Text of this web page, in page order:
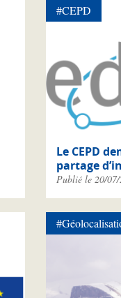
Le CEPD
partage
Publié le 20/
#CEPD